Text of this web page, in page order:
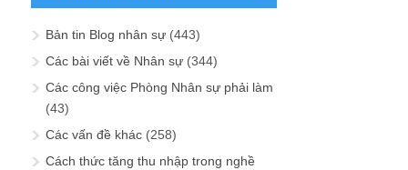
Bản tin Blog nhân sự (443)
Các bài viết về Nhân sự (344)
Các công việc Phòng Nhân sự phải làm
(43)
Các vấn đề khác (258)
Cách thức tăng thu nhập trong nghề